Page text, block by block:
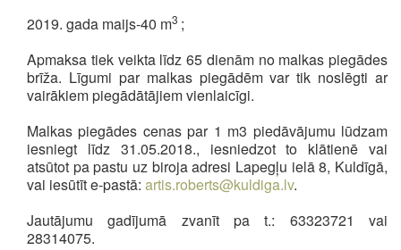
2019. gada maijs-40 m3 ;
Apmaksa tiek veikta līdz 65 dienām no malkas piegādes
brīža. Līgumi par malkas piegādēm var tik noslēgti ar
vairākiem piegādātājiem vienlaicīgi.
Malkas piegādes cenas par 1 m3 piedāvājumu lūdzam
iesniegt līdz 31.05.2018., iesniedzot to klātienē vai
atsūtot pa pastu uz biroja adresi Lapegļu ielā 8, Kuldīgā,
vai iesūtīt e-pastā: artis.roberts@kuldiga.lv.
Jautājumu gadījumā zvanīt pa t.: 63323721 vai
28314075.